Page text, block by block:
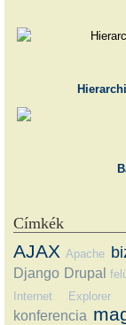
Címkék
AJAX Apache
Django Drupal
Internet Explorer
konferencia